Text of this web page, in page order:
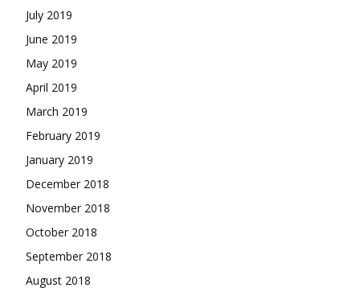
July 2019
June 2019
May 2019
April 2019
March 2019
February 2019
January 2019
December 2018
November 2018
October 2018
September 2018
August 2018